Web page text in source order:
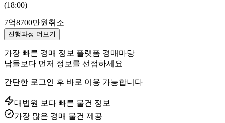
(18:00)
7억8700만원 취소
진행과정 더보기
가장 빠른 경매 정보 플랫폼 경매마당
남들보다 먼저 정보를 선점하세요
간단한 로그인 후 바로 이용 가능합니다
대법원 보다 빠른 물건 정보
가장 많은 경매 물건 제공